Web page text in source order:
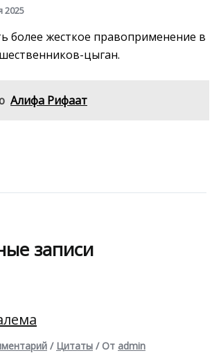
2025
более жесткое правоприменение в
цыган.
Алифа Рифаат
записи
/ Цитаты / От admin